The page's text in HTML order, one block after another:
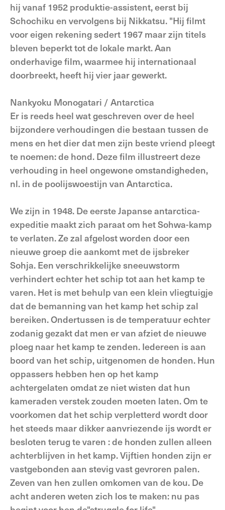
hij vanaf 1952 produktie-assistent, eerst bij
Schochiku en vervolgens bij Nikkatsu. "Hij filmt
voor eigen rekening sedert 1967 maar zijn titels
bleven beperkt tot de lokale markt. Aan
onderhavige film, waarmee hij internationaal
doorbreekt, heeft hij vier jaar gewerkt.
Nankyoku Monogatari / Antarctica
Er is reeds heel wat geschreven over de heel
bijzondere verhoudingen die bestaan tussen de
mens en het dier dat men zijn beste vriend pleegt
te noemen: de hond. Deze film illustreert deze
verhouding in heel ongewone omstandigheden,
nl. in de poolijswoestijn van Antarctica.
We zijn in 1948. De eerste Japanse antarctica-
expeditie maakt zich paraat om het Sohwa-kamp
te verlaten. Ze zal afgelost worden door een
nieuwe groep die aankomt met de ijsbreker
Sohja. Een verschrikkelijke sneeuwstorm
verhindert echter het schip tot aan het kamp te
varen. Het is met behulp van een klein vliegtuigje
dat de bemanning van het kamp het schip zal
bereiken. Ondertussen is de temperatuur echter
zodanig gezakt dat men er van afziet de nieuwe
ploeg naar het kamp te zenden. Iedereen is aan
boord van het schip, uitgenomen de honden. Hun
oppassers hebben hen op het kamp
achtergelaten omdat ze niet wisten dat hun
kameraden verstek zouden moeten laten. Om te
voorkomen dat het schip verpletterd wordt door
het steeds maar dikker aanvriezende ijs wordt er
besloten terug te varen : de honden zullen alleen
achterblijven in het kamp. Vijftien honden zijn er
vastgebonden aan stevig vast gevroren palen.
Zeven van hen zullen omkomen van de kou. De
acht anderen weten zich los te maken: nu pas